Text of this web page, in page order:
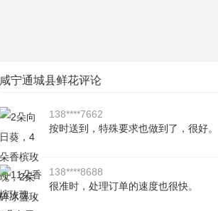
咸宁通城县鲜花评论
138****7662
按时送到，特殊要求也做到了，很好。
138****8688
很准时，处理订单的速度也很快。